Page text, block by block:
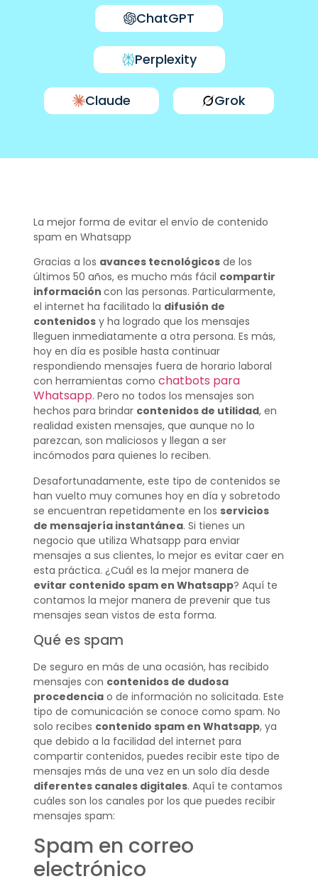
ChatGPT
Perplexity
Claude Grok
La mejor forma de evitar el envío de contenido
spam en Whatsapp
Gracias a los avances tecnológicosde los
últimos 50 años, es mucho más fácil compartir
información con las personas. Particularmente,
el internet ha facilitado la difusión de
contenidosy ha logrado que los mensajes
lleguen inmediatamente a otra persona. Es más,
hoy en día es posible hasta continuar
respondiendo mensajes fuera de horario laboral
con herramientas como chatbots para
Whatsapp. Pero no todos los mensajes son
hechos para brindar contenidos de utilidad, en
realidad existen mensajes, que aunque no lo
parezcan, son maliciosos y llegan a ser
incómodos para quienes lo reciben.
Desafortunadamente, este tipo de contenidos se
han vuelto muy comunes hoy en día y sobretodo
se encuentran repetidamente en los servicios
de mensajería instantánea. Si tienes un
negocio que utiliza Whatsapp para enviar
mensajes a sus clientes, lo mejor es evitar caer en
esta práctica. ¿Cuál es la mejor manera de
evitar contenido spam en Whatsapp? Aquí te
contamos la mejor manera de prevenir que tus
mensajes sean vistos de esta forma.
Qué es spam
De seguro en más de una ocasión, has recibido
mensajes con contenidos de dudosa
procedenciao de información no solicitada. Este
tipo de comunicación se conoce como spam. No
solo recibes contenido spam en Whatsapp, ya
que debido a la facilidad del internet para
compartir contenidos, puedes recibir este tipo de
mensajes más de una vez en un solo día desde
diferentes canales digitales. Aquí te contamos
cuáles son los canales por los que puedes recibir
mensajes spam:
Spam en correo
electrónico